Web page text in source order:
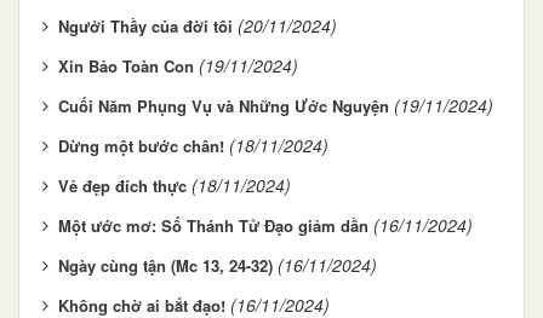
Ngưởi Thầy của đời tôi (20/11/2024)
Xin Bảo Toàn Con (19/11/2024)
Cuối Năm Phụng Vụ và Những Ước Nguyện (19/11/2024)
Dừng một bước chân! (18/11/2024)
Vẻ đẹp đích thực (18/11/2024)
Một ước mơ: Số Thánh Tử Đạo giảm dần (16/11/2024)
Ngày cùng tận (Mc 13, 24-32) (16/11/2024)
Không chờ ai bắt đạo! (16/11/2024)